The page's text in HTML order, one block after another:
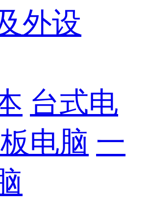
外设
台式电
电脑 一